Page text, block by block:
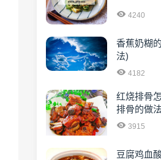
4240
香蕉奶糊
法)
4182
红烧排骨
排骨的做法
3915
豆腐鸡血